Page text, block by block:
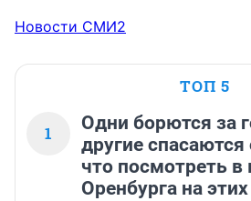
Новости СМИ2
ТОП 5
1
Одни борются за
другие спасаются
что посмотреть в
Оренбурга на